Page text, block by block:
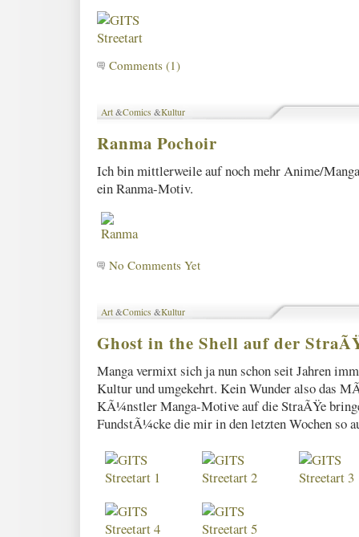
Comments (1)
Art &Comics &Kultur
Ranma Pochoir
Ich bin mittlerweile auf noch mehr Anime/
ein Ranma-Motiv.
No Comments Yet
Art &Comics &Kultur
Ghost in the Shell auf der
Manga vermixt sich ja nun schon seit Jahren
Kultur und umgekehrt. Kein Wunder also das
KÃ¼nstler Manga-Motive auf die StraÃŸe
FundstÃ¼cke die mir in den letzten Wochen so